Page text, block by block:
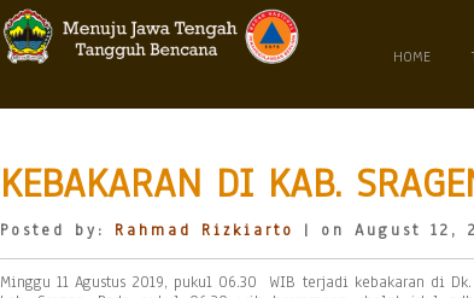
HOME
KEBAKARAN DI KAB.
Posted by: Rahmad Rizkiarto | on August 12,
Minggu 11 Agustus 2019, pukul 06.30 WIB terjadi kebakaran di Dk.